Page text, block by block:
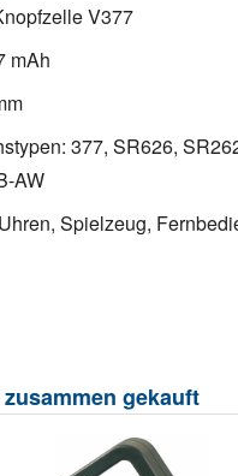
V377
mAh
377, SR626,
AW
Spielzeug,
überspringen
gekauft